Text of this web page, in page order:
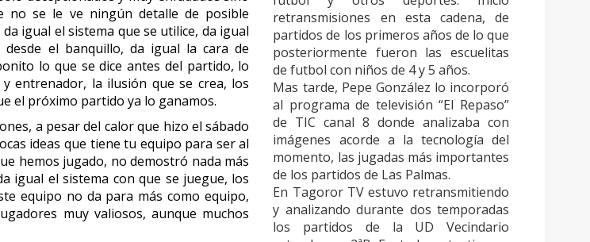
no se le ve ningún detalle de posible
igual el sistema que se utilice, da igual
el banquillo, da igual la cara de
lo que se dice antes del partido, lo
entrenador, la ilusión que se crea, los
el próximo partido ya lo ganamos.
a pesar del calor que hizo el sábado
ideas que tiene tu equipo para ser al
hemos jugado, no demostró nada más
igual el sistema con que se juegue, los
equipo no da para más como equipo,
muy valiosos, aunque muchos
retransmisiones en esta cadena, de
partidos de los primeros años de lo que
posteriormente fueron las escuelitas
de futbol con niños de 4 y 5 años.
Mas tarde, Pepe González lo incorporó
al programa de televisión “El Repaso”
de TIC canal 8 donde analizaba con
imágenes acorde a la tecnología del
momento, las jugadas más importantes
de los partidos de Las Palmas.
En Tagoror TV estuvo retransmitiendo
y analizando durante dos temporadas
los partidos de la UD Vecindario